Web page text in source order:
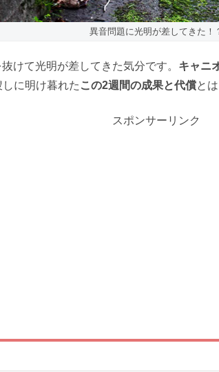
異音問題に光明が差してきた！
けて光明が差してきた気分です。 キャニ
に明け暮れた この2週間の成果と代償と
スポンサーリンク